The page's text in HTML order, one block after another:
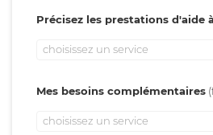
Précisez les prestations d'aide
choisissez un service
Mes besoins complémentaires
choisissez un service